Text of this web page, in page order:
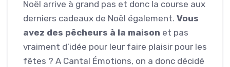
Noël arrive à grand pas et donc la course aux
derniers cadeaux de Noël également. Vous
avez des pêcheurs à la maison et pas
vraiment d’idée pour leur faire plaisir pour les
fêtes ? A Cantal Émotions, on a donc décidé